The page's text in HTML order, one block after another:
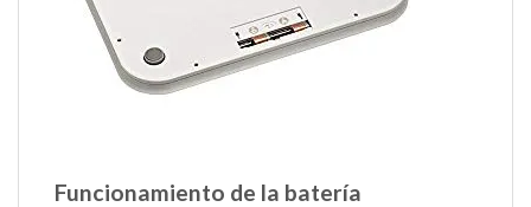
Funcionamiento de la batería